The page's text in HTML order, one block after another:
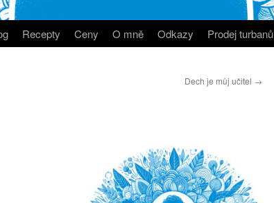
Recepty Ceny O mně Odkazy Prodej turbanů
Dech je můj učitel →